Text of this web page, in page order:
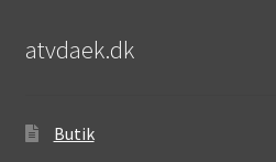
atvdaek.dk
Butik